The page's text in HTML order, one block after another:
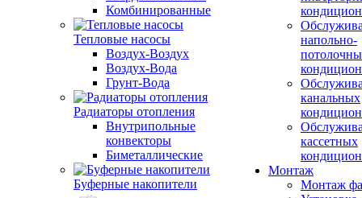
Комбинированные
Тепловые насосы
Воздух-Воздух
Воздух-Вода
Грунт-Вода
Радиаторы отопления
Внутрипольные
конвекторы
Биметаллические
Буферные накопители
напольно-
канальных
кассетных
Монтаж
Монтаж